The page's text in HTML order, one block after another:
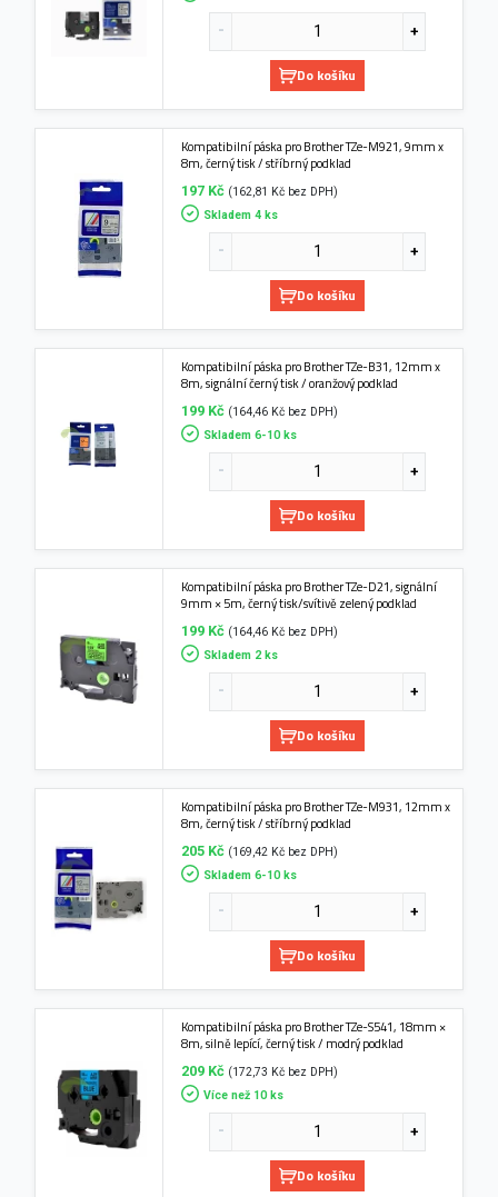
Do košíku
Kompatibilní páska pro Brother TZe-M921, 9mm x
8m, černý tisk / stříbrný podklad
197 Kč (162,81 Kč bez DPH)
Skladem 4 ks
Do košíku
Kompatibilní páska pro Brother TZe-B31, 12mm x
8m, signální černý tisk / oranžový podklad
199 Kč (164,46 Kč bez DPH)
Skladem 6-10 ks
Do košíku
Kompatibilní páska pro Brother TZe-D21, signální
9mm × 5m, černý tisk/svítivě zelený podklad
199 Kč (164,46 Kč bez DPH)
Skladem 2 ks
Do košíku
Kompatibilní páska pro Brother TZe-M931, 12mm x
8m, černý tisk / stříbrný podklad
205 Kč (169,42 Kč bez DPH)
Skladem 6-10 ks
Do košíku
Kompatibilní páska pro Brother TZe-S541, 18mm ×
8m, silně lepící, černý tisk / modrý podklad
209 Kč (172,73 Kč bez DPH)
Více než 10 ks
Do košíku